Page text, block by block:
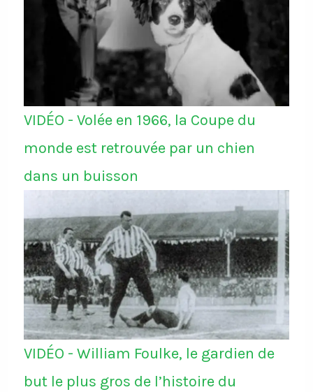
VIDÉO - Volée en 1966, la Coupe du
monde est retrouvée par un chien
dans un buisson
VIDÉO - William Foulke, le gardien de
but le plus gros de l’histoire du